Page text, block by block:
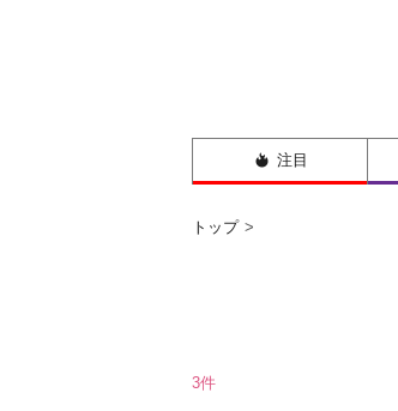
注目
トップ
3件